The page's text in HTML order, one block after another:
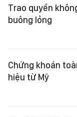
Trao quyền
buông lỏng
Chứng khoán
hiệu từ Mỹ